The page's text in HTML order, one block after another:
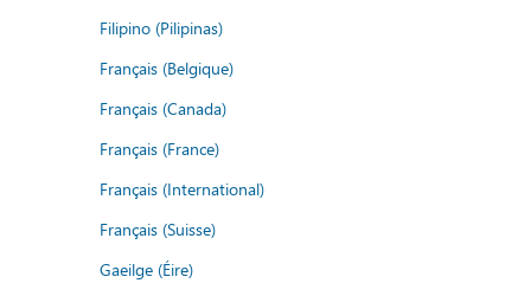
Filipino (Pilipinas)
Français (Belgique)
Français (Canada)
Français (France)
Français (International)
Français (Suisse)
Gaeilge (Éire)